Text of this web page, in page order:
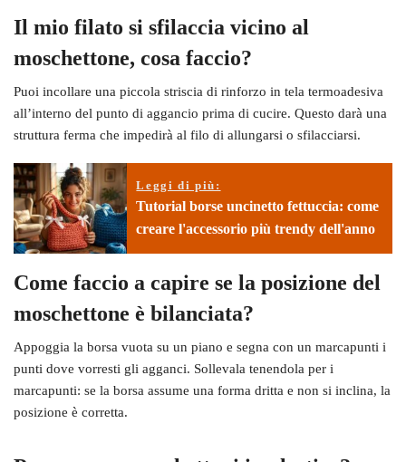
Il mio filato si sfilaccia vicino al
moschettone, cosa faccio?
Puoi incollare una piccola striscia di rinforzo in tela termoadesiva
all’interno del punto di aggancio prima di cucire. Questo darà una
struttura ferma che impedirà al filo di allungarsi o sfilacciarsi.
Leggi di più:
Tutorial borse uncinetto fettuccia: come
creare l'accessorio più trendy dell'anno
Come faccio a capire se la posizione del
moschettone è bilanciata?
Appoggia la borsa vuota su un piano e segna con un marcapunti i
punti dove vorresti gli agganci. Sollevala tenendola per i
marcapunti: se la borsa assume una forma dritta e non si inclina, la
posizione è corretta.